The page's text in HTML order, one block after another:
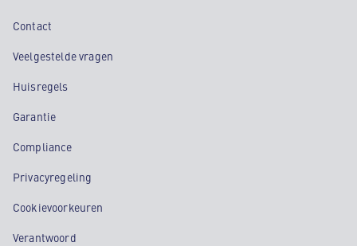
Contact
Veelgestelde vragen
Huisregels
Garantie
Compliance
Privacyregeling
Cookievoorkeuren
Verantwoord